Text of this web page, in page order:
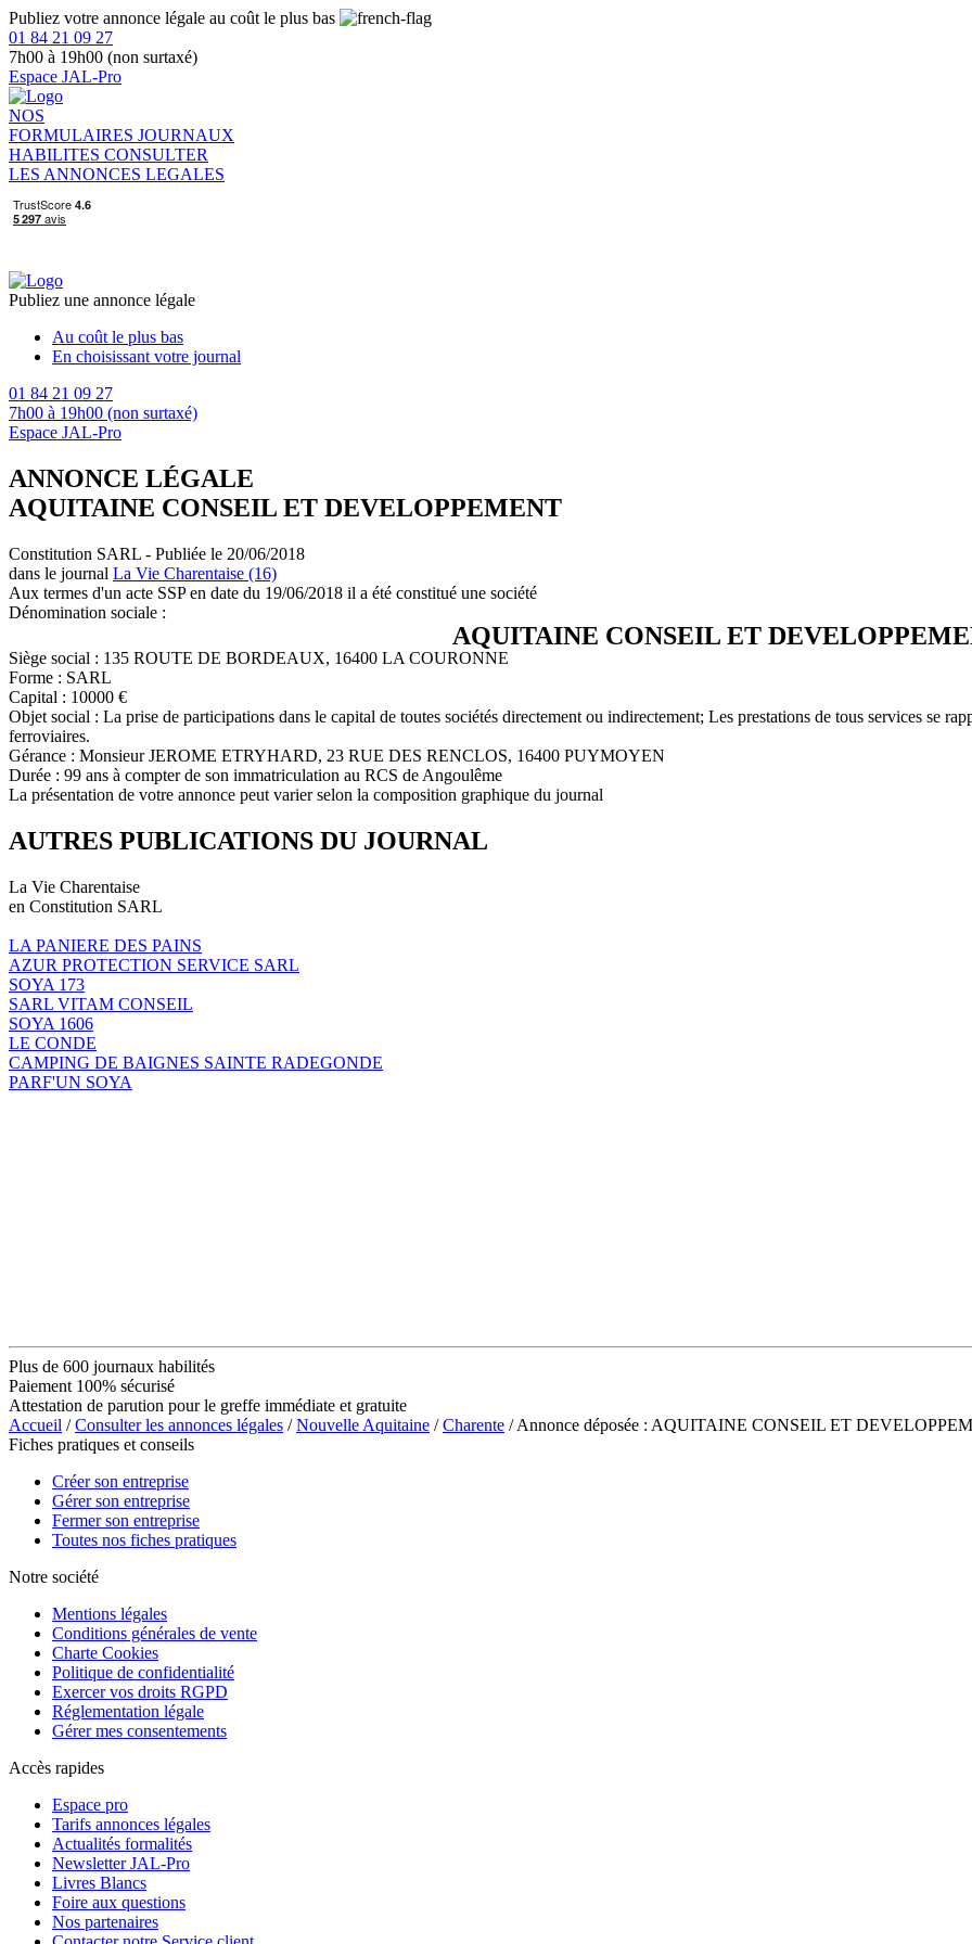
Publiez votre annonce légale au coût le plus bas
01 84 21 09 27
7h00 à 19h00 (non surtaxé)
Espace JAL-Pro
NOS
FORMULAIRES JOURNAUX
HABILITES CONSULTER
LES ANNONCES LEGALES
Publiez une annonce légale
Au coût le plus bas
En choisissant votre journal
01 84 21 09 27
7h00 à 19h00 (non surtaxé)
Espace JAL-Pro
ANNONCE LÉGALE
AQUITAINE CONSEIL ET DEVELOPPEMENT
Constitution SARL - Publiée le 20/06/2018
dans le journal La Vie Charentaise (16)
Aux termes d'un acte SSP en date du 19/06/2018 il a été constitué une société
Dénomination sociale :
AQUITAINE CONSEIL ET
Siège social : 135 ROUTE DE BORDEAUX, 16400 LA COURONNE
Forme : SARL
Capital : 10000 €
Objet social : La prise de participations dans le capital de toutes sociétés directement ou indirectement; Les prestations de tous services se
ferroviaires.
Gérance : Monsieur JEROME ETRYHARD, 23 RUE DES RENCLOS, 16400 PUYMOYEN
Durée : 99 ans à compter de son immatriculation au RCS de Angoulême
La présentation de votre annonce peut varier selon la composition graphique du journal
AUTRES PUBLICATIONS DU JOURNAL
La Vie Charentaise
en Constitution SARL
LA PANIERE DES PAINS
AZUR PROTECTION SERVICE SARL
SOYA 173
SARL VITAM CONSEIL
SOYA 1606
LE CONDE
CAMPING DE BAIGNES SAINTE RADEGONDE
PARF'UN SOYA
Plus de 600 journaux habilités
Paiement 100% sécurisé
Attestation de parution pour le greffe immédiate et gratuite
Accueil /Consulter les annonces légales /Nouvelle Aquitaine /Charente / Annonce déposée : AQUITAINE CONSEIL ET
Fiches pratiques et conseils
Créer son entreprise
Gérer son entreprise
Fermer son entreprise
Toutes nos fiches pratiques
Notre société
Mentions légales
Conditions générales de vente
Charte Cookies
Politique de confidentialité
Exercer vos droits RGPD
Réglementation légale
Gérer mes consentements
Accès rapides
Espace pro
Tarifs annonces légales
Actualités formalités
Newsletter JAL-Pro
Livres Blancs
Foire aux questions
Nos partenaires